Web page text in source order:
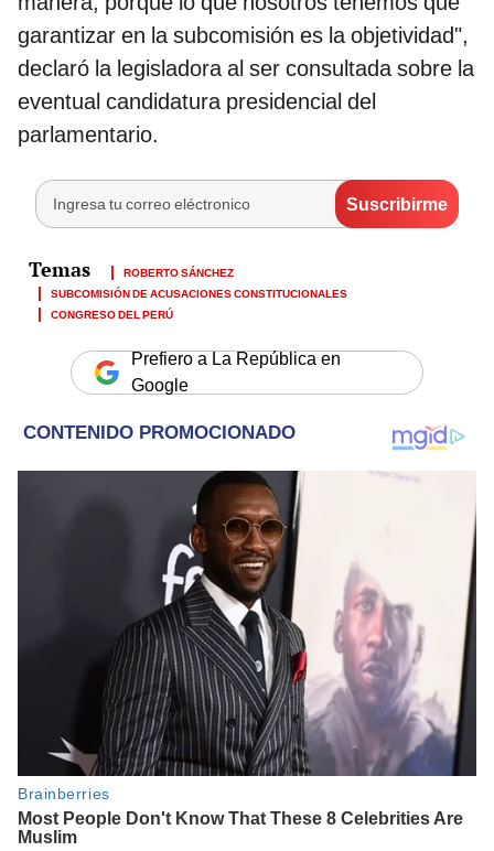
garantizar en la subcomisión es la objetividad",
declaró la legisladora al ser consultada sobre la
eventual candidatura presidencial del
parlamentario.
ROBERTO SÁNCHEZ
SUBCOMISIÓN DE ACUSACIONES CONSTITUCIONALES
CONGRESO DEL PERÚ
Prefiero a La República en
Google